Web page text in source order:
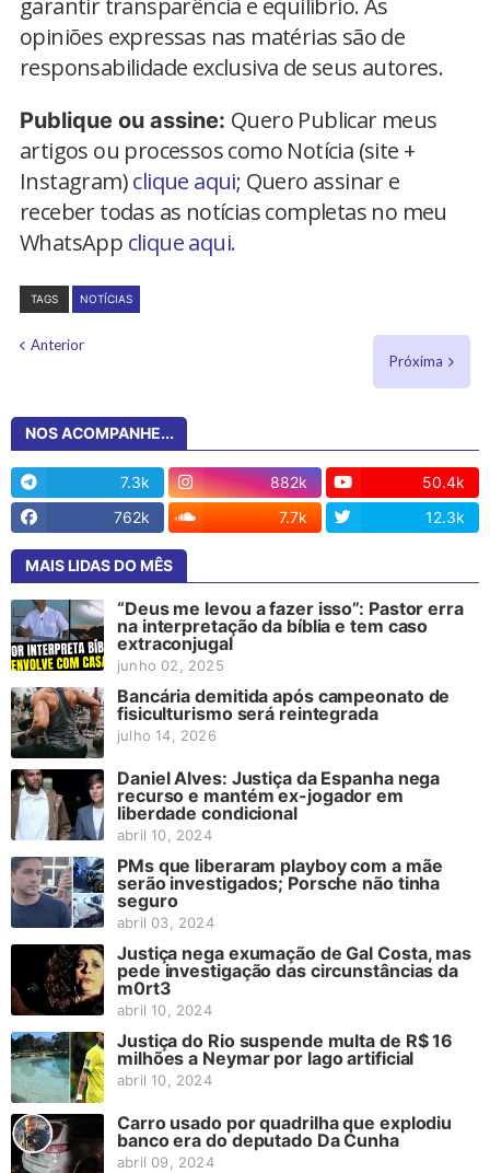
garantir transparência e equilíbrio. As
opiniões expressas nas matérias são de
responsabilidade exclusiva de seus autores.
Publique ou assine: Quero Publicar meus
artigos ou processos como Notícia (site +
Instagram)clique aqui; Quero assinar e
receber todas as notícias completas no meu
WhatsApp clique aqui.
TAGS NOTÍCIAS
Anterior
Próxima
NOS ACOMPANHE...
7.3k 882k
50.4k
762k
7.7k 12.3k
MAIS LIDAS DO MÊS
“Deus me levou a fazer isso”: Pastor erra
na interpretação da bíblia e tem caso
extraconjugal
junho 02, 2025
Bancária demitida após campeonato de
fisiculturismo será reintegrada
julho 14, 2026
Daniel Alves: Justiça da Espanha nega
recurso e mantém ex-jogador em
liberdade condicional
abril 10, 2024
PMs que liberaram playboy com a mãe
serão investigados; Porsche não tinha
seguro
abril 03, 2024
Justiça nega exumação de Gal Costa, mas
pede investigação das circunstâncias da
m0rt3
abril 10, 2024
Justiça do Rio suspende multa de R$ 16
milhões a Neymar por lago artificial
abril 10, 2024
Carro usado por quadrilha que explodiu
banco era do deputado Da Cunha
abril 09, 2024